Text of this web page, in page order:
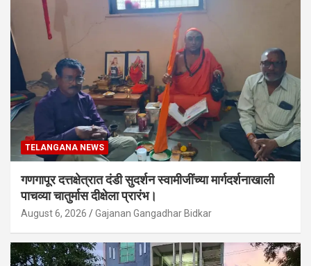
TELANGANA NEWS
गणगापूर दत्तक्षेत्रात दंडी सुदर्शन स्वामीजींच्या मार्गदर्शनाखाली
पाचव्या चातुर्मास दीक्षेला प्रारंभ।
August 6, 2026 Gajanan Gangadhar Bidkar